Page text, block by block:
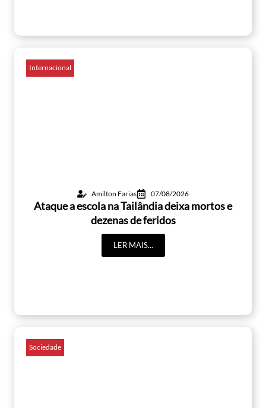
Internacional
Amilton Farias 07/08/2026
Ataque a escola na Tailândia deixa mortos e
dezenas de feridos
LER MAIS...
Sociedade